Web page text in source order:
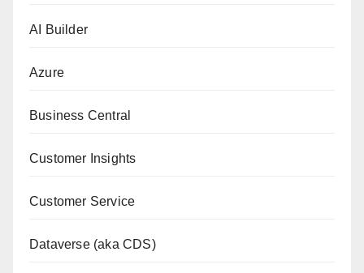
AI Builder
Azure
Business Central
Customer Insights
Customer Service
Dataverse (aka CDS)